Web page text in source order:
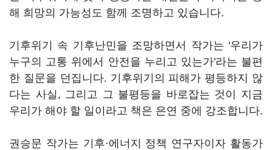
해 희망의 가능성도 함께 조명하고 있습니다.
기후위기 속 기후난민을 조망하면서 작가는 '우리가
누구의 고통 위에서 안전을 누리고 있는가'라는 불편
한 질문을 던집니다. 기후위기의 피해가 평등하지 않
다는 사실, 그리고 그 불평등을 바로잡는 것이 지금
우리가 해야 할 일이라고 책은 은연 중에 강조합니다.
권승문 작가는 기후·에너지 정책 연구자이자 활동가